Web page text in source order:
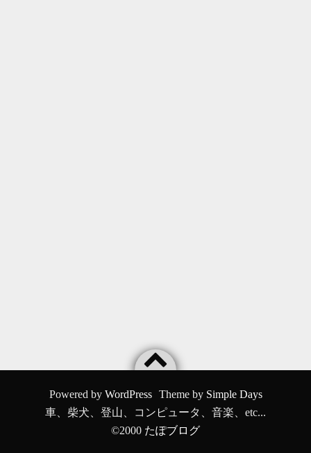
Powered by WordPress Theme by Simple Days
車、柴犬、登山、コンピュータ、音楽、etc...
©2000 たぽブログ